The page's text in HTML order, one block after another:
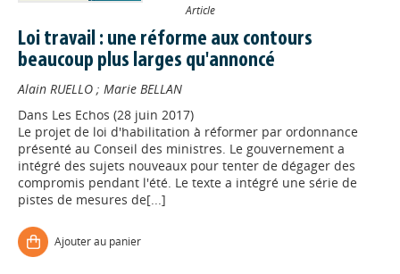
Article
Loi travail : une réforme aux contours
beaucoup plus larges qu'annoncé
Alain RUELLO ; Marie BELLAN
Dans Les Echos (28 juin 2017)
Le projet de loi d'habilitation à réformer par ordonnance
présenté au Conseil des ministres. Le gouvernement a
intégré des sujets nouveaux pour tenter de dégager des
compromis pendant l'été. Le texte a intégré une série de
pistes de mesures de[...]
Ajouter au panier
Appels à projets